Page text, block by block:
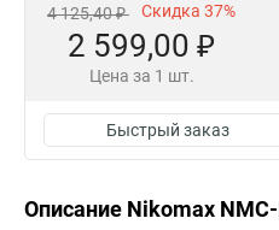
4 125,40 ₽ Скидка 37%
2 599,00 ₽
Цена за 1 шт.
Быстрый заказ
Описание Nikomax